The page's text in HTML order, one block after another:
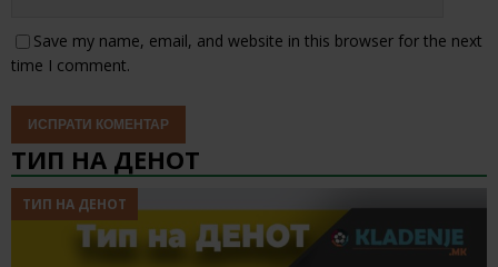
Save my name, email, and website in this browser for the next
time I comment.
ТИП НА ДЕНОТ
ТИП НА ДЕНОТ